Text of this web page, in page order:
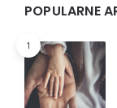
POPULARNE
1